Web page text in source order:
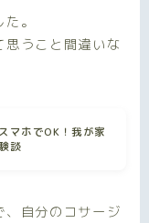
。
思うこと間違いな
マホでOK！我が家
談
自分のコサージ